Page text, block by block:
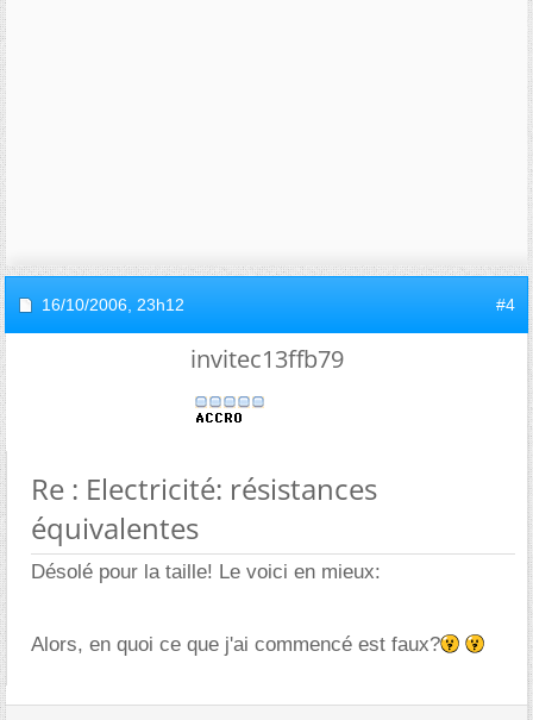
16/10/2006, 23h12 #4
invitec13ffb79
Re : Electricité: résistances
équivalentes
Désolé pour la taille! Le voici en mieux:
Alors, en quoi ce que j'ai commencé est faux?